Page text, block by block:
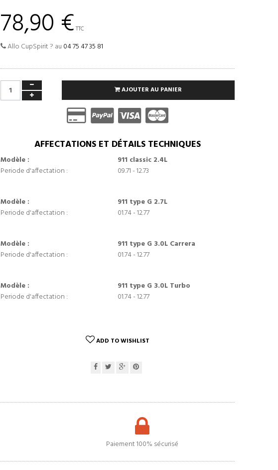
78,90 € TTC
Allo CupSpirit ? au 04 75 47 35 81
AJOUTER AU PANIER
AFFECTATIONS ET DÉTAILS TECHNIQUES
Modèle :
911 classic 2.4L
Periode d'affectation :
09.71 - 12.73
Modèle :
911 type G 2.7L
Periode d'affectation :
01.74 - 12.77
Modèle :
911 type G 3.0L Carrera
Periode d'affectation :
01.74 - 12.77
Modèle :
911 type G 3.0L Turbo
Periode d'affectation :
01.74 - 12.77
ADD TO WISHLIST
Paiement 100% sécurisé